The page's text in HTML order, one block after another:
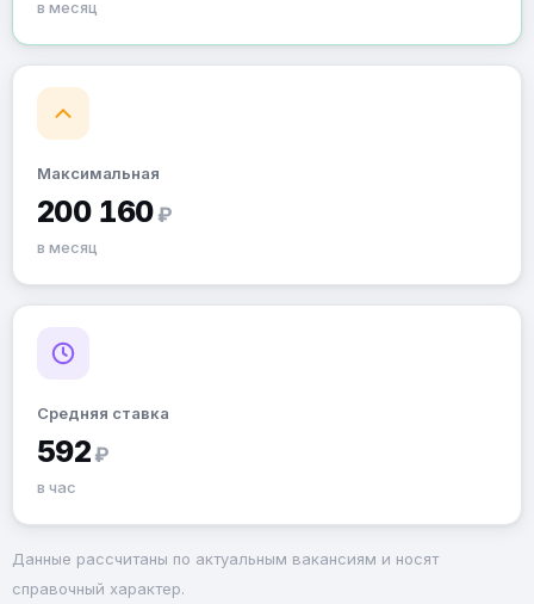
в месяц
Максимальная
200 160 ₽
в месяц
Средняя ставка
592 ₽
в час
Данные рассчитаны по актуальным вакансиям и носят
справочный характер.